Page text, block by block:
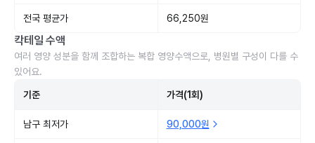
전국 평균가 66,250원
칵테일 수액
여러 영양 성분을 함께 조합하는 복합 영양수액으로, 병원별 구성이 다를 수
있어요.
기준 가격(1회)
남구 최저가 90,000원